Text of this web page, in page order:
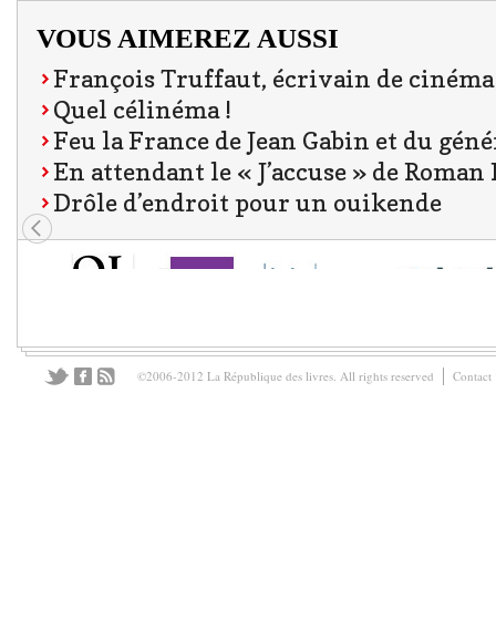
VOUS AIMEREZ AUSSI
François Truffaut, écrivain de cinéma
Quel célinéma !
Feu la France de Jean Gabin et du
En attendant le « J’accuse » de
Drôle d’endroit pour un ouikende
©2006-2012 La République des livres. All rights reserved Contact